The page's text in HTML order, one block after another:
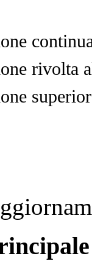
rivolta